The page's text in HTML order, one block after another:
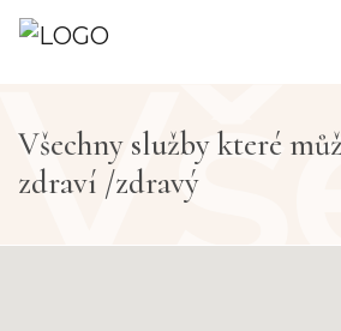
Všechny služby které
zdraví /zdravý